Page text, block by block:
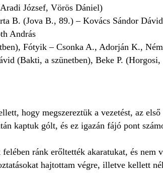
József, Vörös Dániel)
B. (Jova B., 89.) – Kovács Sándor
András
Fótyik – Csonka A., Adorján K.,
(Bakti, a szünetben), Beke P. (Horgosi,
hogy megszereztük a vezetést, az
kaptuk gólt, és ez igazán fájó pont
ránk erőltették akaratukat, és nem
hajtottam végre, illetve kellett